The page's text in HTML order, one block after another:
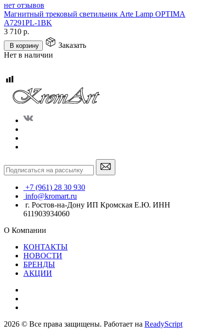
нет отзывов
Магнитный трековый светильник Arte Lamp OPTIMA
A7291PL-1BK
3 710 р.
В корзину
Заказать
Нет в наличии
+7 (961) 28 30 930
info@kromart.ru
г. Ростов-на-Дону ИП Кромская Е.Ю. ИНН
611903934060
О Компании
КОНТАКТЫ
НОВОСТИ
БРЕНДЫ
АКЦИИ
2026 © Все права защищены. Работает на ReadyScript